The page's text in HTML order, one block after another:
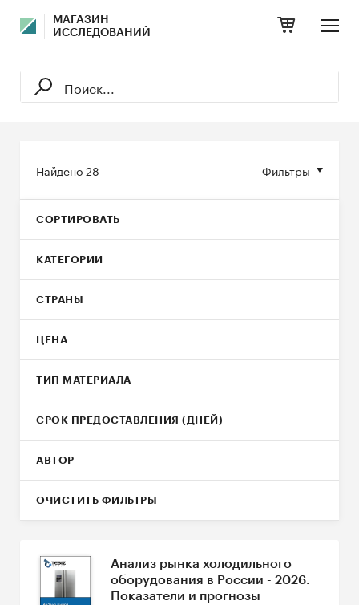
МАГАЗИН
ИССЛЕДОВАНИЙ
Фильтры
Найдено28
СОРТИРОВАТЬ
КАТЕГОРИИ
СТРАНЫ
ЦЕНА
ТИП МАТЕРИАЛА
СРОК ПРЕДОСТАВЛЕНИЯ (ДНЕЙ)
АВТОР
ОЧИСТИТЬ ФИЛЬТРЫ
Анализ рынка холодильного
оборудования в России - 2026.
Показатели и прогнозы